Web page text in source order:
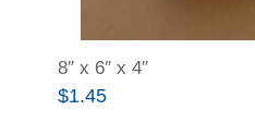
8″ x 6″ x 4″
$1.45